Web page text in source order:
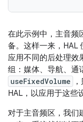
在此示例中，主音频
备。这样一来，HAL
应用不同的后处理效
组：媒体、导航、通
useFixedVolume
HAL，以应用于这些
对于主音频区，我们